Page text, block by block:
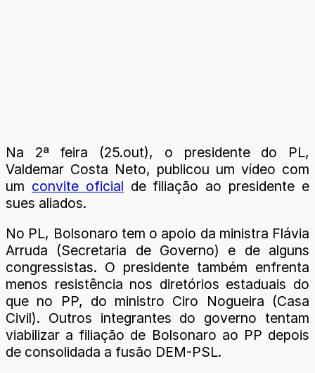
Na 2ª feira (25.out), o presidente do PL,
Valdemar Costa Neto, publicou um vídeo com
um convite oficial de filiação ao presidente e
sues aliados.
No PL, Bolsonaro tem o apoio da ministra Flávia
Arruda (Secretaria de Governo) e de alguns
congressistas. O presidente também enfrenta
menos resistência nos diretórios estaduais do
que no PP, do ministro Ciro Nogueira (Casa
Civil). Outros integrantes do governo tentam
viabilizar a filiação de Bolsonaro ao PP depois
de consolidada a fusão DEM-PSL.